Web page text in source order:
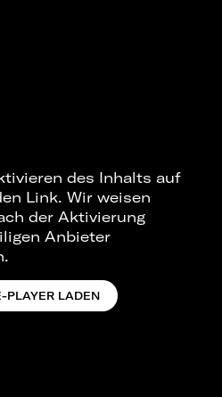
des Inhalts auf
Link. Wir weisen
der Aktivierung
Anbieter
PLAYER LADEN